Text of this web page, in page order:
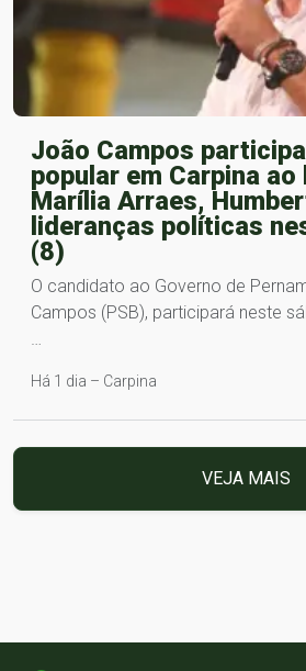
João Campos
popular em Carpina ao
Marília Arraes,
lideranças políticas
(8)
O candidato ao Governo de
Campos (PSB), participará neste
…
Há 1 dia – Carpina
VEJA MAIS